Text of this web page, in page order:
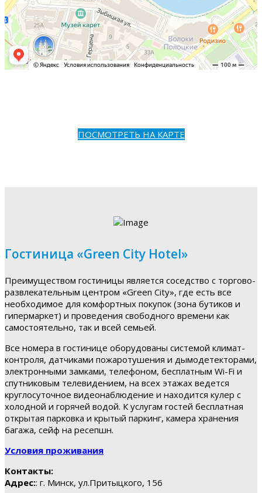
ПОСМОТРЕТЬ НА КАРТЕ
Гостиница «Green City Hotel»
Преимуществом гостиницы является соседство с торгово-
развлекательным центром «Green City», где есть все
необходимое для комфортных покупок (зона бутиков и
гипермаркет) и проведения свободного времени как
самостоятельно, так и всей семьей.
Все номера в гостинице оборудованы системой климат-
контроля, датчиками пожаротушения и дымодетекторами,
электронными замками, телефоном, бесплатным Wi-Fi и
спутниковым телевидением, на всех этажах ведется
круглосуточное видеонаблюдение и находится кулер с
холодной и горячей водой. К услугам гостей бесплатная
открытая парковка и крытый паркинг, камера хранения
багажа, сейф на ресепшн.
Условия проживания
Контакты:
Адрес:: г. Минск, ул.Притыцкого, 156